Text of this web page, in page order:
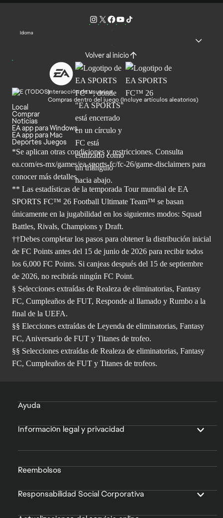
Idioma
Volver al inicio
Interacción de usuarios
Compras dentro del juego (Incluye artículos aleatorios)
Local
Comprar
Noticias
EA app para Windows
EA app para Mac
Deportes Juegos
*Se aplican otras condiciones y restricciones. Consulta
ea.com/es-mx/games/ea-sports-fc/fc-26/game-disclaimers para
conocer más detalles.
** Las estadísticas de la temporada Tour mundial de EA
SPORTS FC™ 26 Football Ultimate Team™ se basan
únicamente en la jugabilidad en los siguientes modos: Squad
Battles, Rivals, Champions y Draft.
††Debes completar los pasos para obtener la distribución inicial
de FC Points antes del 15 de junio de 2026 para recibir todos
los 6,000 FC Points. Si canjeas después del 15 de septiembre
de 2026, no recibirás ningún FC Point.
§ Selecciones extraídas de Realeza de eliminatorias, Fantasy
FC, Cumpleaños de FUT, Responde al llamado y Rumbo a la
final de la UEFA.
§§ Elecciones extraídas de Leyenda de eliminatorias, Fantasy
FC, Aniversario de FUT y Titanes de trofeo.
§§ Selecciones extraídas de Realeza de eliminatorias, Fantasy
FC, Cumpleaños de FUT y Titanes de trofeos.
Ayuda
Información legal y privacidad
Reembolsos
Responsabilidad Social Corporativa